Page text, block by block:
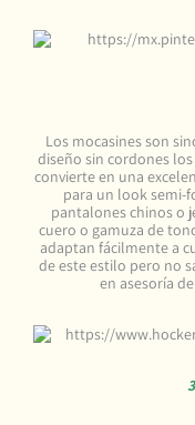
Los mocasines son
diseño sin cordones
convierte en una
para un look semi-
pantalones chinos o
cuero o gamuza de
adaptan fácilmente a
de este estilo pero no
en asesoría